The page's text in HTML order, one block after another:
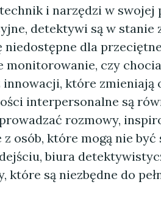
i narzędzi w swojej
detektywi są w stanie
niedostępne dla
monitorowanie, czy
które zmieniają
interpersonalne są
rozmowy,
osób, które mogą nie być
biura
które są niezbędne do